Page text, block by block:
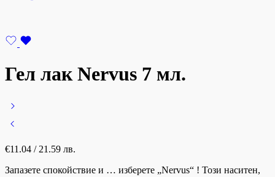
Гел лак Nervus 7 мл.
€11.04 / 21.59 лв.
Запазете спокойствие и … изберете „Nervus“ ! Този наситен,